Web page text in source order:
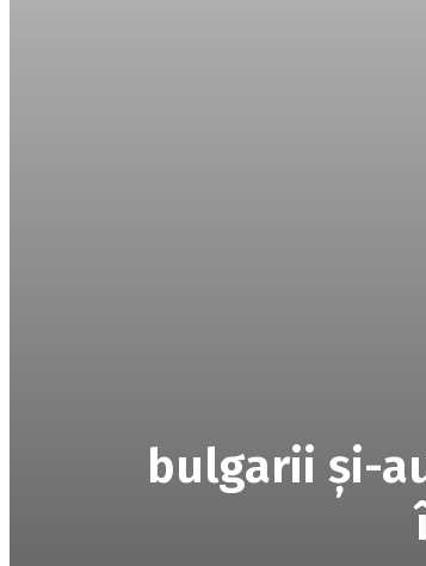
bulgarii şi-